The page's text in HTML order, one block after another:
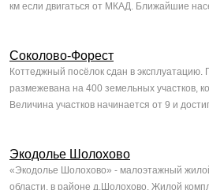
км если двигаться от МКАД. Ближайшие
Соколово-Форест
Коттеджный посёлок сдан в
размежевана на 400 земельных участков,
Величина участков начинается от 9 и
Экодолье Шолохово
«Экодолье Шолохово» - малоэтажный
области, в районе д.Шолохово. Жилой